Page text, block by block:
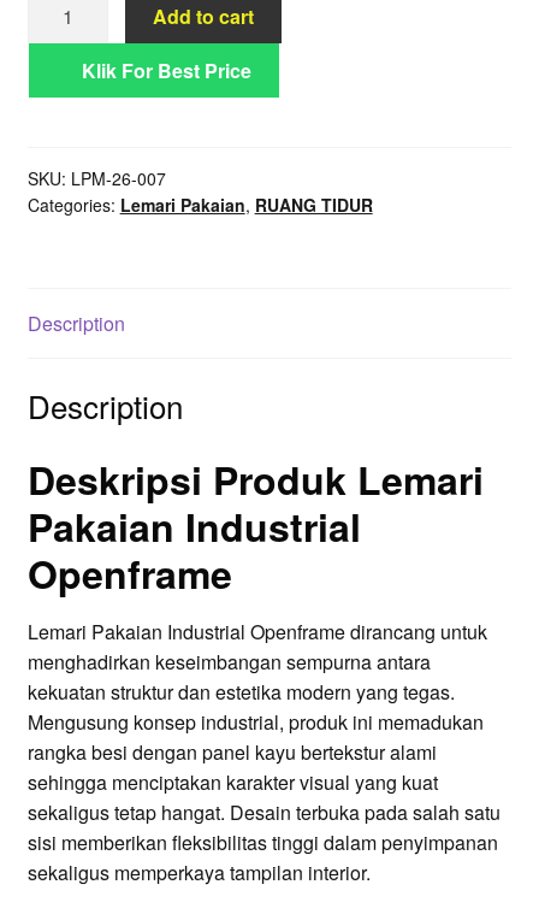
Pakaian
Industrial
Openframe
Kombinasi
Besi
Add to cart
Klik For Best Price
SKU: LPM-26-007
Categories: Lemari Pakaian, RUANG TIDUR
Description
Description
Deskripsi Produk Lemari
Pakaian Industrial
Openframe
Lemari Pakaian Industrial Openframe dirancang untuk
menghadirkan keseimbangan sempurna antara
kekuatan struktur dan estetika modern yang tegas.
Mengusung konsep industrial, produk ini memadukan
rangka besi dengan panel kayu bertekstur alami
sehingga menciptakan karakter visual yang kuat
sekaligus tetap hangat. Desain terbuka pada salah satu
sisi memberikan fleksibilitas tinggi dalam penyimpanan
sekaligus memperkaya tampilan interior.